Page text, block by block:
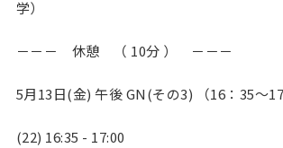
学）
－－－ 休憩 （ 10分 ） －－－
5月13日(金) 午後 GN(その3) （16：35～17
(22) 16:35 - 17:00